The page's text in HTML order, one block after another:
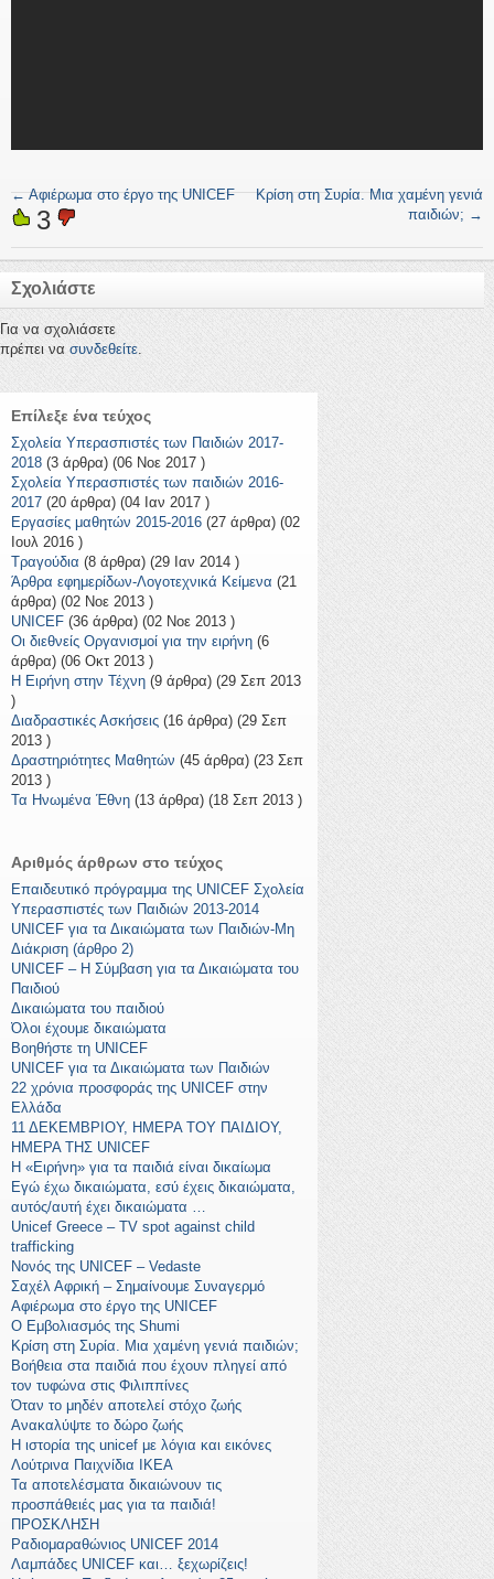
←Αφιέρωμα στο έργο της UNICEF
Κρίση στη Συρία. Μια χαμένη γενιά
παιδιών; →
3
Σχολιάστε
Για να σχολιάσετε
πρέπει να συνδεθείτε.
Επίλεξε ένα τεύχος
Σχολεία Υπερασπιστές των Παιδιών 2017-
2018 (3 άρθρα) (06 Νοε 2017 )
Σχολεία Υπερασπιστές των παιδιών 2016-
2017 (20 άρθρα) (04 Ιαν 2017 )
Εργασίες μαθητών 2015-2016 (27 άρθρα) (02
Ιουλ 2016 )
Τραγούδια (8 άρθρα) (29 Ιαν 2014 )
Άρθρα εφημερίδων-Λογοτεχνικά Κείμενα (21
άρθρα) (02 Νοε 2013 )
UNICEF (36 άρθρα) (02 Νοε 2013 )
Οι διεθνείς Οργανισμοί για την ειρήνη (6
άρθρα) (06 Οκτ 2013 )
Η Ειρήνη στην Τέχνη (9 άρθρα) (29 Σεπ 2013
)
Διαδραστικές Ασκήσεις (16 άρθρα) (29 Σεπ
2013 )
Δραστηριότητες Μαθητών (45 άρθρα) (23 Σεπ
2013 )
Τα Ηνωμένα Έθνη (13 άρθρα) (18 Σεπ 2013 )
Αριθμός άρθρων στο τεύχος
Eπαιδευτικό πρόγραμμα της UNICEF Σχολεία
Υπερασπιστές των Παιδιών 2013-2014
UNICEF για τα Δικαιώματα των Παιδιών-Μη
Διάκριση (άρθρο 2)
UNICEF – H Σύμβαση για τα Δικαιώματα του
Παιδιού
Δικαιώματα του παιδιού
Όλοι έχουμε δικαιώματα
Βοηθήστε τη UNICEF
UNICEF για τα Δικαιώματα των Παιδιών
22 χρόνια προσφοράς της UNICEF στην
Ελλάδα
11 ΔΕΚΕΜΒΡΙΟΥ, ΗΜΕΡΑ ΤΟΥ ΠΑΙΔΙΟΥ,
ΗΜΕΡΑ ΤΗΣ UNICEF
Η «Ειρήνη» για τα παιδιά είναι δικαίωμα
Εγώ έχω δικαιώματα, εσύ έχεις δικαιώματα,
αυτός/αυτή έχει δικαιώματα …
Unicef Greece – TV spot against child
trafficking
Νονός της UNICEF – Vedaste
Σαχέλ Αφρική – Σημαίνουμε Συναγερμό
Αφιέρωμα στο έργο της UNICEF
Ο Εμβολιασμός της Shumi
Κρίση στη Συρία. Μια χαμένη γενιά παιδιών;
Βοήθεια στα παιδιά που έχουν πληγεί από
τον τυφώνα στις Φιλιππίνες
Όταν το μηδέν αποτελεί στόχο ζωής
Ανακαλύψτε το δώρο ζωής
Η ιστορία της unicef με λόγια και εικόνες
Λούτρινα Παιχνίδια ΙΚΕΑ
Τα αποτελέσματα δικαιώνουν τις
προσπάθειές μας για τα παιδιά!
ΠΡΟΣΚΛΗΣΗ
Ραδιομαραθώνιος UNICEF 2014
Λαμπάδες UNICEF και… ξεχωρίζεις!